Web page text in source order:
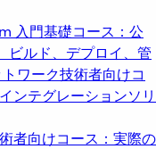
入門基礎コース：公
ビルド、デプロイ、管
ワーク技術者向けコ
ンテグレーションソリ
者向けコース：実際の